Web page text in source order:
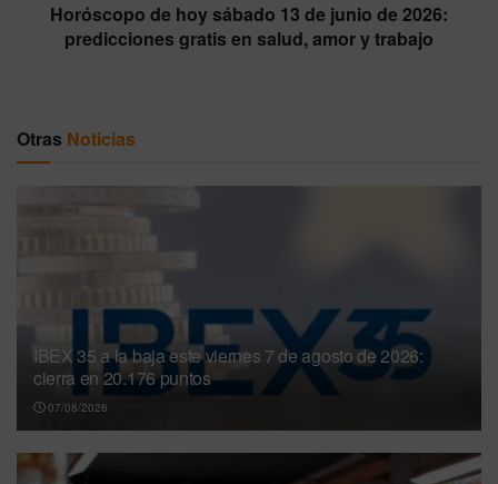
Horóscopo de hoy sábado 13 de junio de 2026:
predicciones gratis en salud, amor y trabajo
Otras Noticias
IBEX 35 a la baja este viernes 7 de agosto de 2026:
cierra en 20.176 puntos
07/08/2026